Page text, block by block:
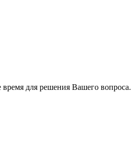
для решения Вашего вопроса.